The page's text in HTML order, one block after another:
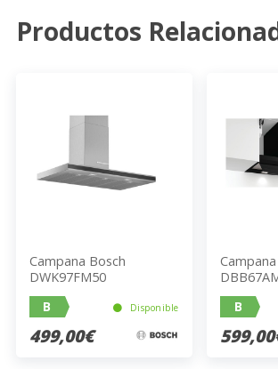
Productos
Campana Bosch
DWK97FM50
B
Disponible
499,00€
B